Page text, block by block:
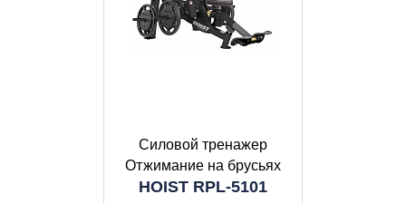
Силовой тренажер
Отжимание на брусьях
HOIST RPL-5101